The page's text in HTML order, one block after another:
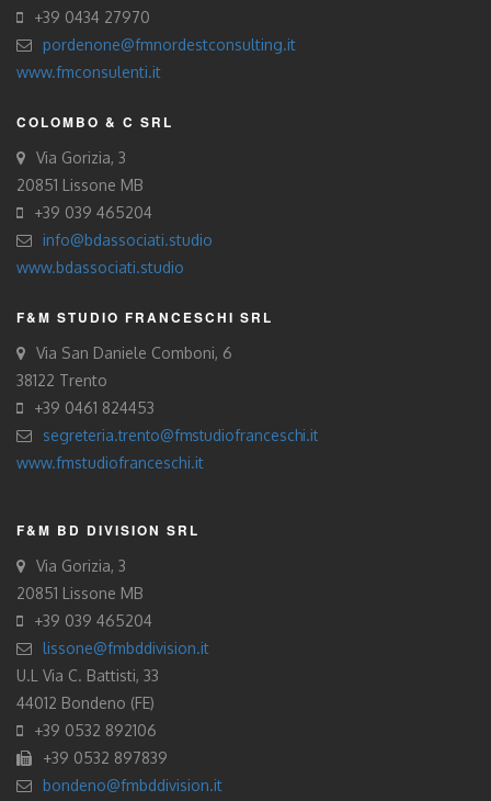
+39 0434 27970
pordenone@fmnordestconsulting.it
www.fmconsulenti.it
COLOMBO & C SRL
Via Gorizia, 3
20851 Lissone MB
+39 039 465204
info@bdassociati.studio
www.bdassociati.studio
F&M STUDIO FRANCESCHI SRL
Via San Daniele Comboni, 6
38122 Trento
+39 0461 824453
segreteria.trento@fmstudiofranceschi.it
www.fmstudiofranceschi.it
F&M BD DIVISION SRL
Via Gorizia, 3
20851 Lissone MB
+39 039 465204
lissone@fmbddivision.it
U.L Via C. Battisti, 33
44012 Bondeno (FE)
+39 0532 892106
+39 0532 897839
bondeno@fmbddivision.it